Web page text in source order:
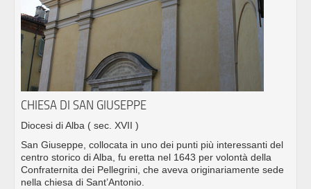
CHIESA DI SAN GIUSEPPE
Diocesi di Alba ( sec. XVII )
San Giuseppe, collocata in uno dei punti più interessanti del
centro storico di Alba, fu eretta nel 1643 per volontà della
Confraternita dei Pellegrini, che aveva originariamente sede
nella chiesa di Sant’Antonio.